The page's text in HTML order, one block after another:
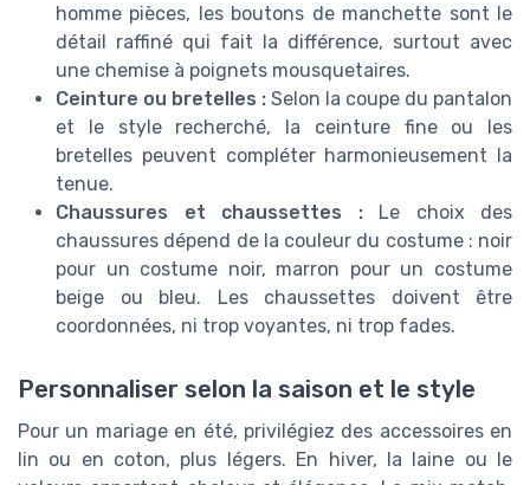
homme pièces, les boutons de manchette sont le
détail raffiné qui fait la différence, surtout avec
une chemise à poignets mousquetaires.
Ceinture ou bretelles : Selon la coupe du pantalon
et le style recherché, la ceinture fine ou les
bretelles peuvent compléter harmonieusement la
tenue.
Chaussures et chaussettes :Le choix des
chaussures dépend de la couleur du costume : noir
pour un costume noir, marron pour un costume
beige ou bleu. Les chaussettes doivent être
coordonnées, ni trop voyantes, ni trop fades.
Personnaliser selon la saison et le style
Pour un mariage en été, privilégiez des accessoires en
lin ou en coton, plus légers. En hiver, la laine ou le